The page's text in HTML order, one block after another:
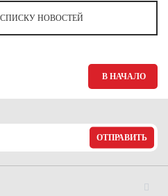
НОВОСТЕЙ
В НАЧАЛО
ОТПРАВИТЬ